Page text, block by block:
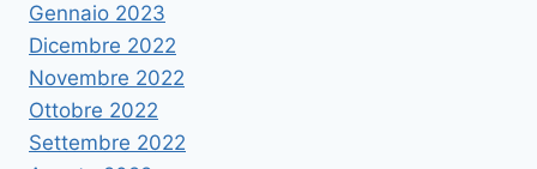
Gennaio 2023
Dicembre 2022
Novembre 2022
Ottobre 2022
Settembre 2022